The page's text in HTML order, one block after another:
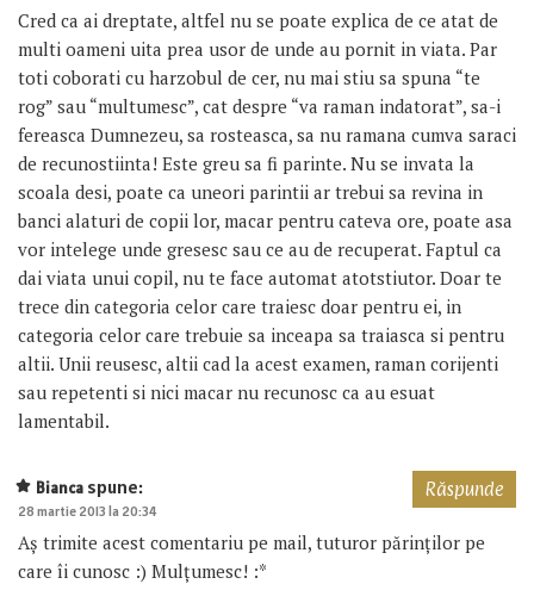
Cred ca ai dreptate, altfel nu se poate explica de ce atat de
multi oameni uita prea usor de unde au pornit in viata. Par
toti coborati cu harzobul de cer, nu mai stiu sa spuna “te
rog” sau “multumesc”, cat despre “va raman indatorat”, sa-i
fereasca Dumnezeu, sa rosteasca, sa nu ramana cumva saraci
de recunostiinta! Este greu sa fi parinte. Nu se invata la
scoala desi, poate ca uneori parintii ar trebui sa revina in
banci alaturi de copii lor, macar pentru cateva ore, poate asa
vor intelege unde gresesc sau ce au de recuperat. Faptul ca
dai viata unui copil, nu te face automat atotstiutor. Doar te
trece din categoria celor care traiesc doar pentru ei, in
categoria celor care trebuie sa inceapa sa traiasca si pentru
altii. Unii reusesc, altii cad la acest examen, raman corijenti
sau repetenti si nici macar nu recunosc ca au esuat
lamentabil.
Bianca spune:
28 martie 2013 la 20:34
Aș trimite acest comentariu pe mail, tuturor părinților pe
care îi cunosc :) Mulțumesc! :*
Răspunde